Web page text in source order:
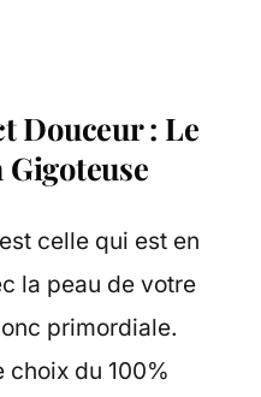
Douceur : Le
celle qui est en
la peau de votre
primordiale.
choix du 100%